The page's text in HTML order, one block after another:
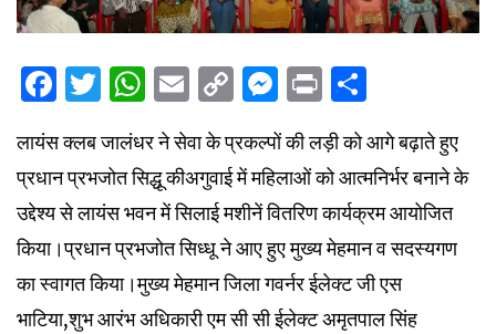
Facebook
Twitter
WhatsApp
Email
Copy
Link
Messenger
Print
लायंस क्लब जालंधर ने सेवा के प्रकल्पों की लड़ी को आगे बढ़ाते हुए
प्रधान प्रभजोत सिद्धू कीअगुवाई में महिलाओं को आत्मनिर्भर बनाने के
उद्देश्य से लायंस भवन में सिलाई मशीनें वितरिण कार्यक्रम आयोजित
किया।प्रधान प्रभजोत सिध्धू ने आए हुए मुख्य मेहमान व सदस्यगण
का स्वागत किया।मुख्य मेहमान जिला गवर्नर ईलेक्ट जी एस
भाटिया,शुभ आरंभ अधिकारी एम सी सी ईलेक्ट अमृतपाल सिंह